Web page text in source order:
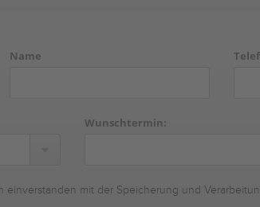
Name
Wunschtermin:
einverstanden mit der Speicherung und